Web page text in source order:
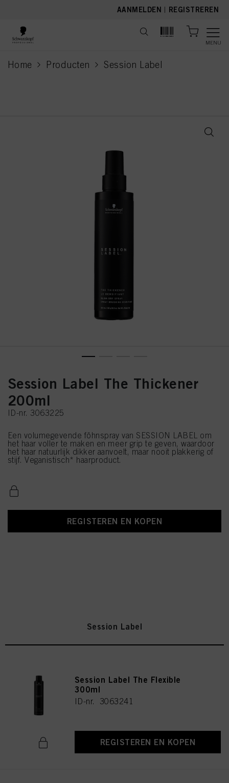
AANMELDEN | REGISTREREN
MENU
Home Producten Session Label
current page
Session Label The Thickener
200ml
ID-nr. 3063225
Een volumegevende föhnspray van SESSION LABEL om
het haar voller te maken en meer grip te geven, waardoor
het haar natuurlijk dikker aanvoelt, maar nooit plakkerig of
stijf. Veganistisch* haarproduct.
REGISTEREN EN KOPEN
Session Label
Session Label The Flexible
300ml
ID-nr. 3063241
REGISTEREN EN KOPEN